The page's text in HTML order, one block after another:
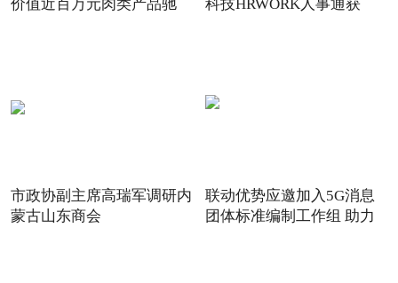
价值近百万元肉类产品驰
科技HRWORK人事通获
市政协副主席高瑞军调研内
蒙古山东商会
联动优势应邀加入5G消息
团体标准编制工作组 助力